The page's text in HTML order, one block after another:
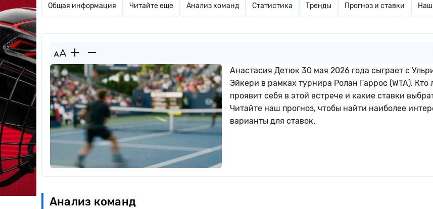
Общая информация Читайте еще Анализ команд Статистика Тренды Прогноз и ставки
Анастасия Детюк 30 мая 2026 года сыграет с
Эйкери в рамках турнира Ролан Гаррос (WTA). Кто
проявит себя в этой встрече и какие ставки
Читайте наш прогноз, чтобы найти наиболее
варианты для ставок.
Анализ команд